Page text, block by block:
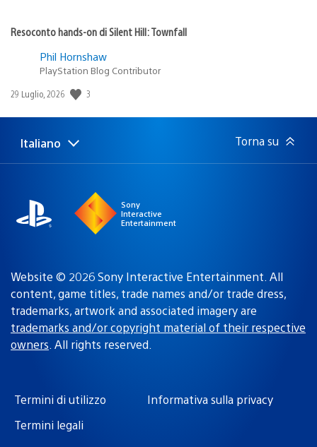
Resoconto hands-on di Silent Hill: Townfall
Phil Hornshaw
PlayStation Blog Contributor
Data
pubblicazione:
29 Luglio, 2026 3
Seleziona
Regione
Italiano Torna su
Sony
Interactive
Entertainment
Website © 2026 Sony Interactive Entertainment. All
content, game titles, trade names and/or trade dress,
trademarks, artwork and associated imagery are
trademarks and/or copyright material of their respective
owners. All rights reserved.
Termini di utilizzo
Informativa sulla privacy
Termini legali